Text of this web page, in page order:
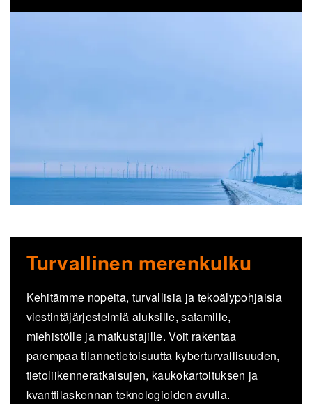
Turvallinen merenkulku
Kehitämme nopeita, turvallisia ja tekoälypohjaisia
viestintäjärjestelmiä aluksille, satamille,
miehistölle ja matkustajille. Voit rakentaa
parempaa tilannetietoisuutta kyberturvallisuuden,
tietoliikenneratkaisujen, kaukokartoituksen ja
kvanttilaskennan teknologioiden avulla.